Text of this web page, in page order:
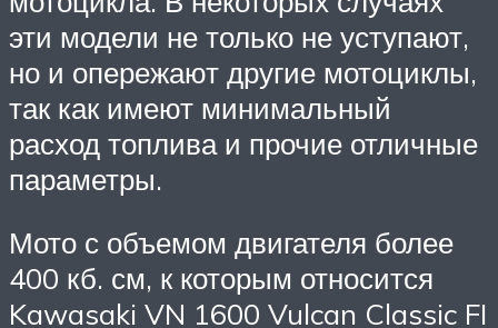
эти модели не только не уступают,
но и опережают другие мотоциклы,
так как имеют минимальный
расход топлива и прочие отличные
параметры.
Мото с объемом двигателя более
400 кб. см, к которым относится
Kawasaki VN 1600 Vulcan Classic FI